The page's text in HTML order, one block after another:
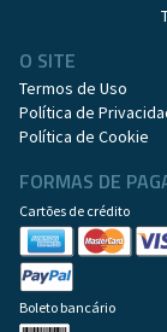
O SITE
Termos de Uso
Política de
Política de Cookie
FORMAS DE
Cartões de crédito
Boleto bancário